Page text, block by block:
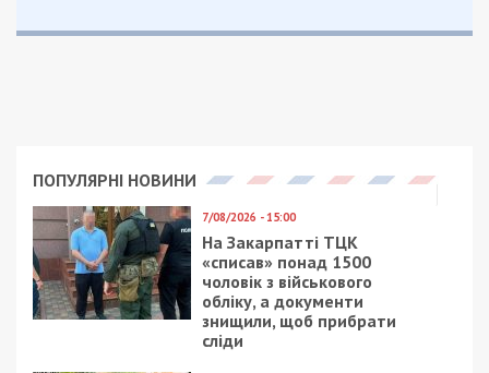
ПОПУЛЯРНІ НОВИНИ
7/08/2026 - 15:00
На Закарпатті ТЦК
«списав» понад 1500
чоловік з військового
обліку, а документи
знищили, щоб прибрати
сліди